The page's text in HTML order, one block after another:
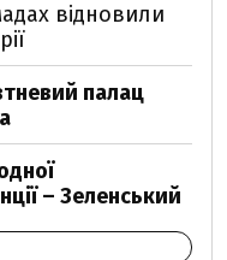
відновили
палац
– Зеленський